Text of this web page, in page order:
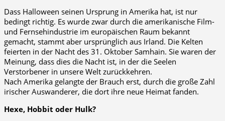
Dass Halloween seinen Ursprung in Amerika hat, ist nur
bedingt richtig. Es wurde zwar durch die amerikanische Film-
und Fernsehindustrie im europäischen Raum bekannt
gemacht, stammt aber ursprünglich aus Irland. Die Kelten
feierten in der Nacht des 31. Oktober Samhain. Sie waren der
Meinung, dass dies die Nacht ist, in der die Seelen
Verstorbener in unsere Welt zurückkehren.
Nach Amerika gelangte der Brauch erst, durch die große Zahl
irischer Auswanderer, die dort ihre neue Heimat fanden.
Hexe, Hobbit oder Hulk?